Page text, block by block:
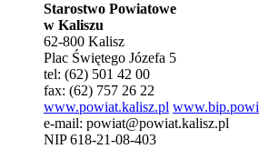
Starostwo Powiatowe
w Kaliszu
62-800 Kalisz
Plac Świętego Józefa 5
tel: (62) 501 42 00
fax: (62) 757 26 22
www.powiat.kalisz.pl
e-mail: powiat@powiat.kalisz.pl
NIP 618-21-08-403